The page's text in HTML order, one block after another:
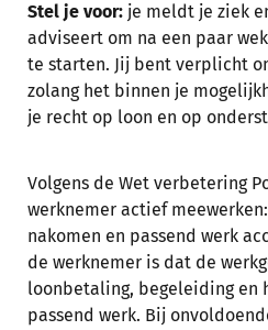
Stel je voor: je meldt je ziek
adviseert om na een paar
te starten. Jij bent verplicht
zolang het binnen je
je recht op loon en op
Volgens de Wet verbetering
werknemer actief
nakomen en passend werk
de werknemer is dat de
loonbetaling, begeleiding en
passend werk. Bij